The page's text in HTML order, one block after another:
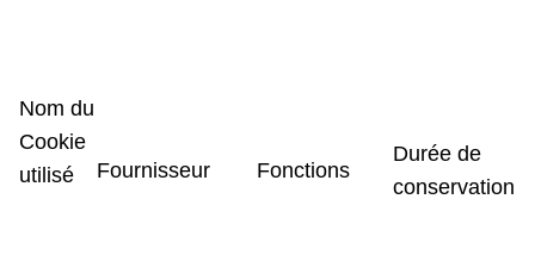
Nom du
Cookie
utilisé
Fournisseur Fonctions
Durée de
conservation